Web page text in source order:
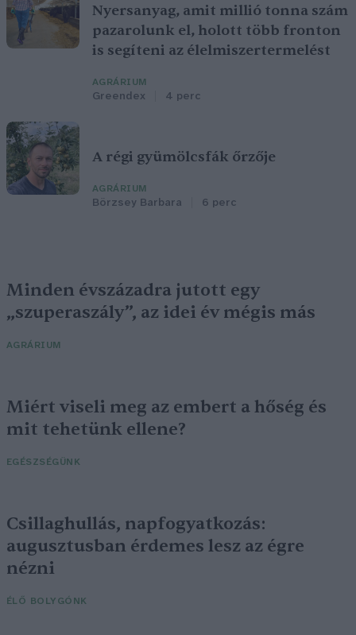
Nyersanyag, amit millió tonna szám
pazarolunk el, holott több fronton
is segíteni az élelmiszertermelést
AGRÁRIUM
Greendex 4 perc
A régi gyümölcsfák őrzője
AGRÁRIUM
Börzsey Barbara 6 perc
Minden évszázadra jutott egy
„szuperaszály”, az idei év mégis más
AGRÁRIUM
Miért viseli meg az embert a hőség és
mit tehetünk ellene?
EGÉSZSÉGÜNK
Csillaghullás, napfogyatkozás:
augusztusban érdemes lesz az égre
nézni
ÉLŐ BOLYGÓNK